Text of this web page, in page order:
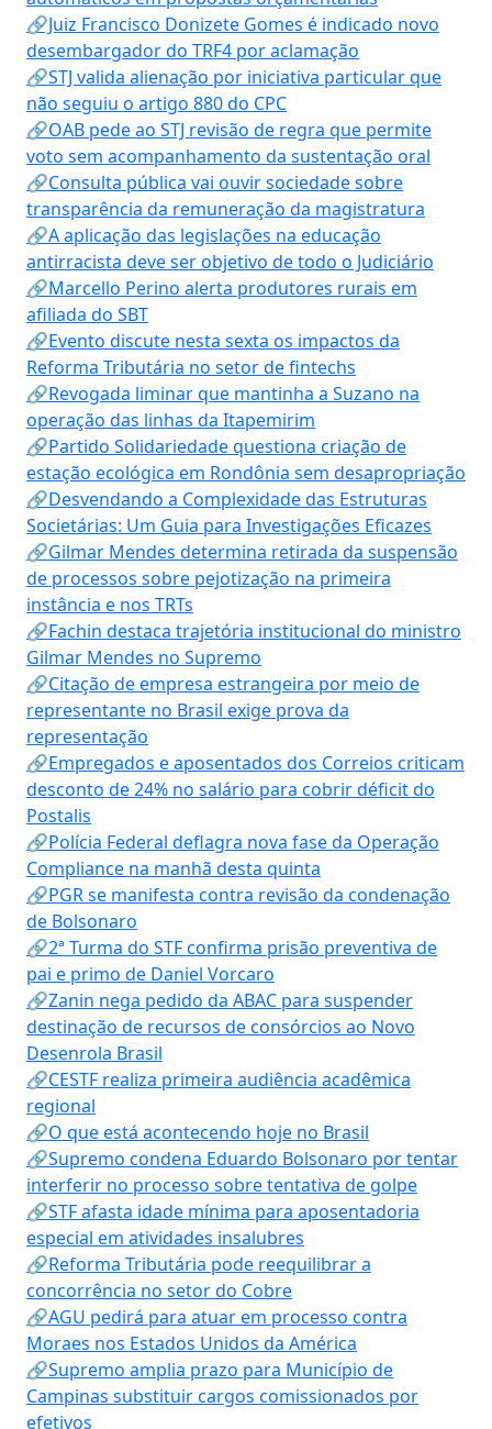
🔗Juiz Francisco Donizete Gomes é indicado novo
desembargador do TRF4 por aclamação
🔗STJ valida alienação por iniciativa particular que
não seguiu o artigo 880 do CPC
🔗OAB pede ao STJ revisão de regra que permite
voto sem acompanhamento da sustentação oral
🔗Consulta pública vai ouvir sociedade sobre
transparência da remuneração da magistratura
🔗A aplicação das legislações na educação
antirracista deve ser objetivo de todo o Judiciário
🔗Marcello Perino alerta produtores rurais em
afiliada do SBT
🔗Evento discute nesta sexta os impactos da
Reforma Tributária no setor de fintechs
🔗Revogada liminar que mantinha a Suzano na
operação das linhas da Itapemirim
🔗Partido Solidariedade questiona criação de
estação ecológica em Rondônia sem desapropriação
🔗Desvendando a Complexidade das Estruturas
Societárias: Um Guia para Investigações Eficazes
🔗Gilmar Mendes determina retirada da suspensão
de processos sobre pejotização na primeira
instância e nos TRTs
🔗Fachin destaca trajetória institucional do ministro
Gilmar Mendes no Supremo
🔗Citação de empresa estrangeira por meio de
representante no Brasil exige prova da
representação
🔗Empregados e aposentados dos Correios criticam
desconto de 24% no salário para cobrir déficit do
Postalis
🔗Polícia Federal deflagra nova fase da Operação
Compliance na manhã desta quinta
🔗PGR se manifesta contra revisão da condenação
de Bolsonaro
🔗2ª Turma do STF confirma prisão preventiva de
pai e primo de Daniel Vorcaro
🔗Zanin nega pedido da ABAC para suspender
destinação de recursos de consórcios ao Novo
Desenrola Brasil
🔗CESTF realiza primeira audiência acadêmica
regional
🔗O que está acontecendo hoje no Brasil
🔗Supremo condena Eduardo Bolsonaro por tentar
interferir no processo sobre tentativa de golpe
🔗STF afasta idade mínima para aposentadoria
especial em atividades insalubres
🔗Reforma Tributária pode reequilibrar a
concorrência no setor do Cobre
🔗AGU pedirá para atuar em processo contra
Moraes nos Estados Unidos da América
🔗Supremo amplia prazo para Município de
Campinas substituir cargos comissionados por
efetivos